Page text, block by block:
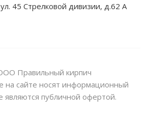
45 Стрелковой дивизии, д.62 А
Правильный кирпич
на сайте носят информационный
являются публичной офертой.